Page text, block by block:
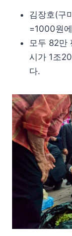
김장호(구
=1000원
모두 82만
시가 1조
다.